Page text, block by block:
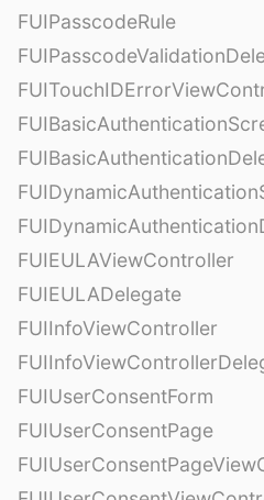
FUIPasscodeRule
FUIEULAViewController
FUIEULADelegate
FUIInfoViewController
FUIUserConsentForm
FUIUserConsentPage